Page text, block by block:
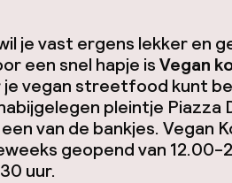
je vast ergens lekker en
een snel hapje isVegan
je vegan streetfood kunt
pleintje Piazza
van de bankjes. Vegan
geopend van 12.00-
uur.